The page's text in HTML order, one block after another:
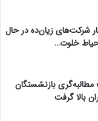
شرکت‌های زیان‌ده در حال
خلوت…
مطالبه‌گری بازنشستگان
بالا گرفت